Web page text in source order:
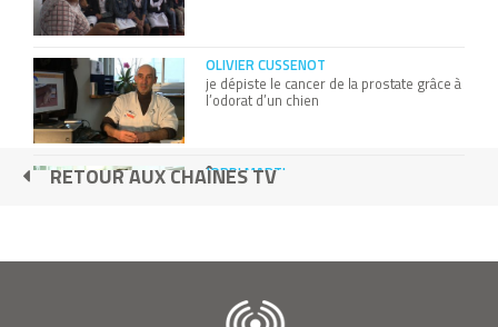
OLIVIER CUSSENOT
je dépiste le cancer de la prostate grâce à
l’odorat d’un chien
JORDI MARTI
j’ai inventé la prise de sang sans aiguille
Novamont
RETOUR AUX CHAÎNES TV